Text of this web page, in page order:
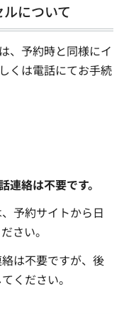
について
、予約時と同様にイ
くは電話にてお手続
絡は不要です。
予約サイトから日
さい。
は不要ですが、後
ください。